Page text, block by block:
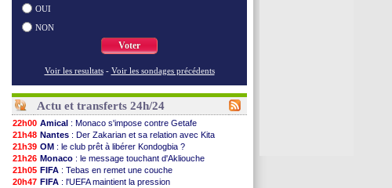
OUI
NON
Voter
Voir les resultats - Voir les sondages précédents
Actu et transferts 24h/24
22h00 Amical : Monaco s'impose contre Getafe
21h48 Nantes : Der Zakarian et sa relation avec Kita
21h39 OM : le club prêt à libérer Kondogbia ?
21h26 Monaco : le message touchant d'Akliouche
21h05 FIFA : Tebas en remet une couche
20h47 FIFA : l'UEFA maintient la pression